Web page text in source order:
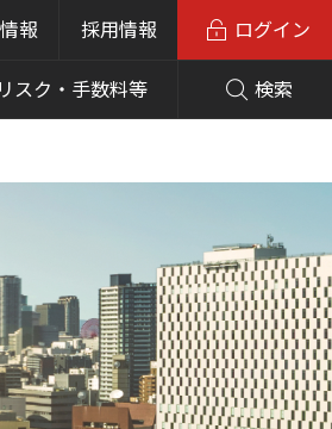
報 採用情報
リスク・ 手数料等 検索
ログイン